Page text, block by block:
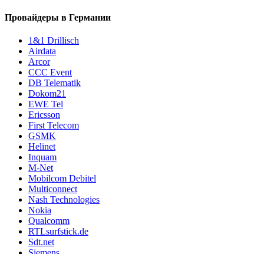
Провайдеры в Германии
1&1 Drillisch
Airdata
Arcor
CCC Event
DB Telematik
Dokom21
EWE Tel
Ericsson
First Telecom
GSMK
Helinet
Inquam
M-Net
Mobilcom Debitel
Multiconnect
Nash Technologies
Nokia
Qualcomm
RTLsurfstick.de
Sdt.net